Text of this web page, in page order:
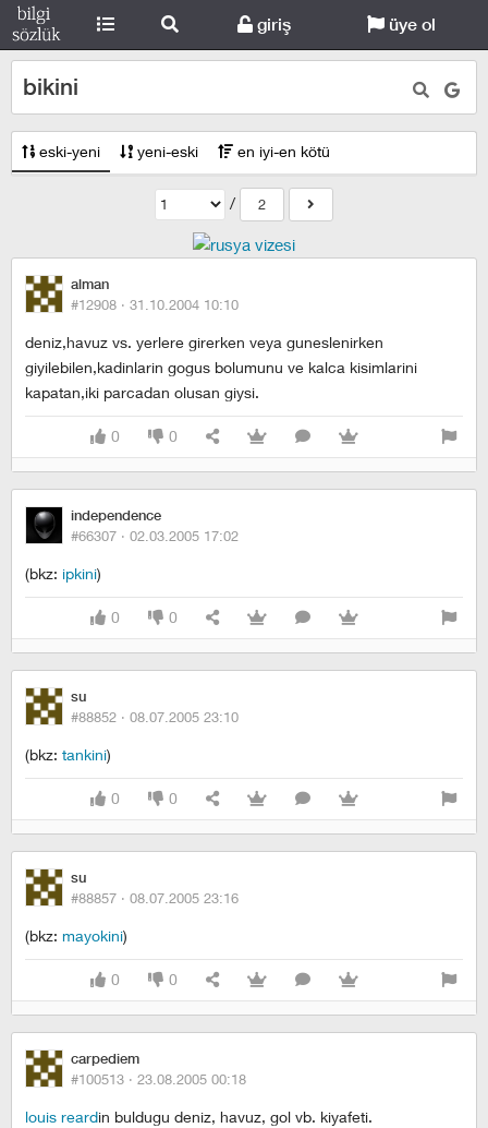
giriş üye ol
bikini
eski-yeni yeni-eski en iyi-en kötü
/ 2
alman
#12908 · 31.10.2004 10:10
deniz,havuz vs. yerlere girerken veya guneslenirken
giyilebilen,kadinlarin gogus bolumunu ve kalca kisimlarini
kapatan,iki parcadan olusan giysi.
0 0
independence
#66307 · 02.03.2005 17:02
(bkz: ipkini)
0 0
su
#88852 · 08.07.2005 23:10
(bkz: tankini)
0 0
su
#88857 · 08.07.2005 23:16
(bkz: mayokini)
0 0
carpediem
#100513 · 23.08.2005 00:18
louis reardin buldugu deniz, havuz, gol vb. kiyafeti.